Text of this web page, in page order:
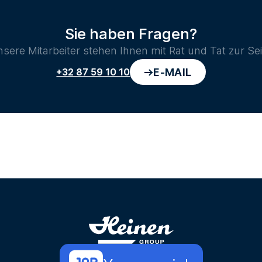
Sie haben Fragen?
Mitarbeiter stehen Ihnen mit Rat und Tat zur
+32 87 59 10 10 E-MAIL